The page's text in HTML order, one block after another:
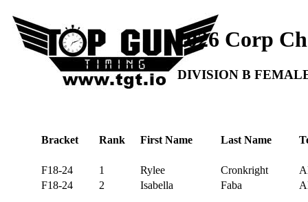
2026 Corp
DIVISION B
Bracket Rank First Name Last Name
F18-24 1 Rylee Cronkright
F18-24
2 Isabella Faba